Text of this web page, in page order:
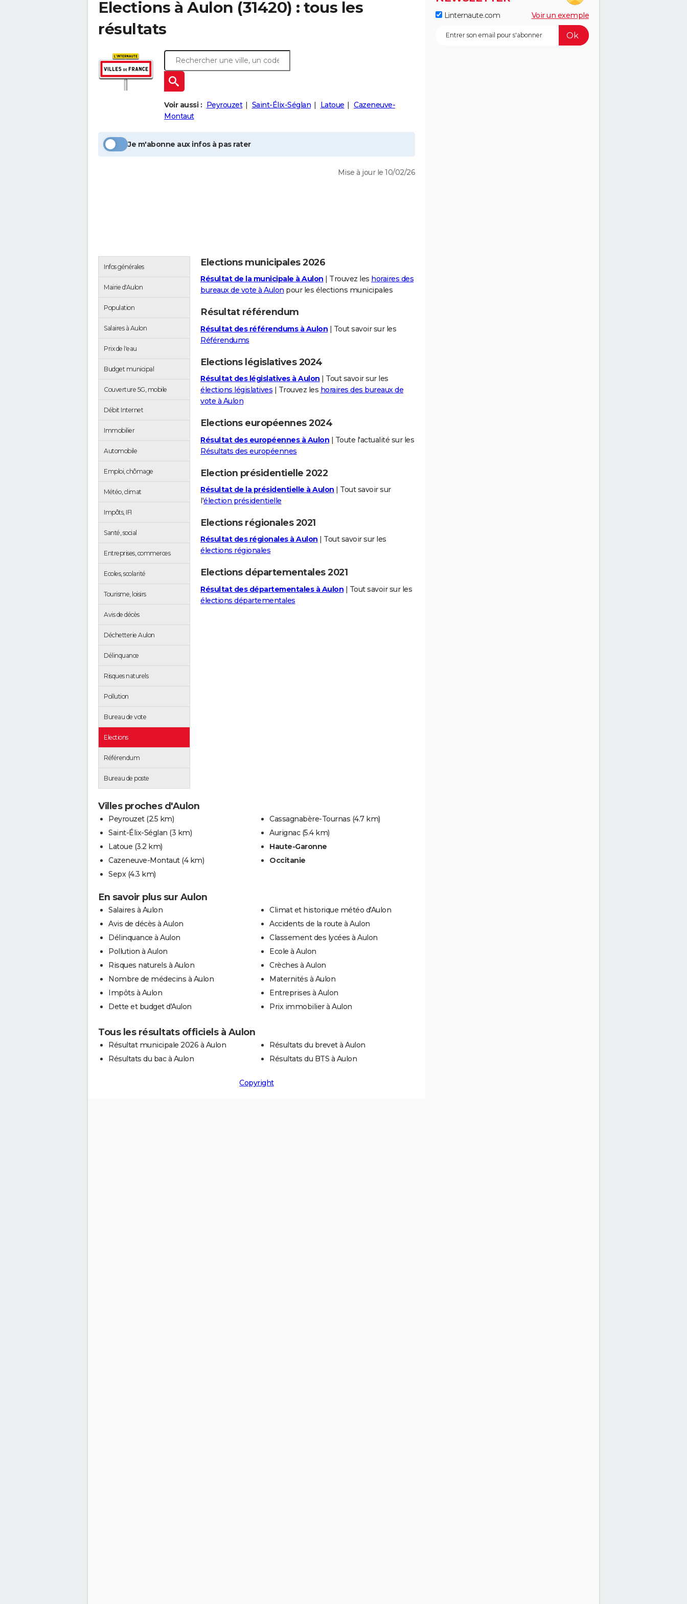
Elections à Aulon (31420) : tous les
résultats
Voir aussi : Peyrouzet Saint-Élix-Séglan Latoue
Cazeneuve-
Montaut
Je m'abonne aux infos à pas rater
Mise à jour le 10/02/26
Infos générales
Mairie d'Aulon
Population
Salaires à Aulon
Prix de l'eau
Budget municipal
Couverture 5G, mobile
Débit Internet
Immobilier
Automobile
Emploi, chômage
Météo, climat
Impôts, IFI
Santé, social
Entreprises, commerces
Ecoles, scolarité
Tourisme, loisirs
Avis de décès
Déchetterie Aulon
Délinquance
Risques naturels
Pollution
Bureau de vote
Elections
Référendum
Bureau de poste
Elections municipales 2026
Résultat de la municipale à Aulon | Trouvez les horaires des
bureaux de vote à Aulon pour les élections municipales
Résultat référendum
Résultat des référendums à Aulon | Tout savoir sur les
Référendums
Elections législatives 2024
Résultat des législatives à Aulon | Tout savoir sur les
élections législatives | Trouvez les horaires des bureaux de
vote à Aulon
Elections européennes 2024
Résultat des européennes à Aulon | Toute l'actualité sur les
Résultats des européennes
Election présidentielle 2022
Résultat de la présidentielle à Aulon | Tout savoir sur
l'élection présidentielle
Elections régionales 2021
Résultat des régionales à Aulon | Tout savoir sur les
élections régionales
Elections départementales 2021
Résultat des départementales à Aulon | Tout savoir sur les
élections départementales
Villes proches d'Aulon
Peyrouzet (2.5 km)
Saint-Élix-Séglan (3 km)
Latoue (3.2 km)
Cazeneuve-Montaut (4 km)
Sepx (4.3 km)
Cassagnabère-Tournas (4.7 km)
Aurignac (5.4 km)
Haute-Garonne
Occitanie
En savoir plus sur Aulon
Salaires à Aulon
Avis de décès à Aulon
Délinquance à Aulon
Pollution à Aulon
Risques naturels à Aulon
Nombre de médecins à Aulon
Impôts à Aulon
Dette et budget d'Aulon
Climat et historique météo d'Aulon
Accidents de la route à Aulon
Classement des lycées à Aulon
Ecole à Aulon
Crèches à Aulon
Maternités à Aulon
Entreprises à Aulon
Prix immobilier à Aulon
Tous les résultats officiels à Aulon
Résultat municipale 2026 à Aulon
Résultats du bac à Aulon
Résultats du brevet à Aulon
Résultats du BTS à Aulon
Copyright
Linternaute.com Voir un exemple